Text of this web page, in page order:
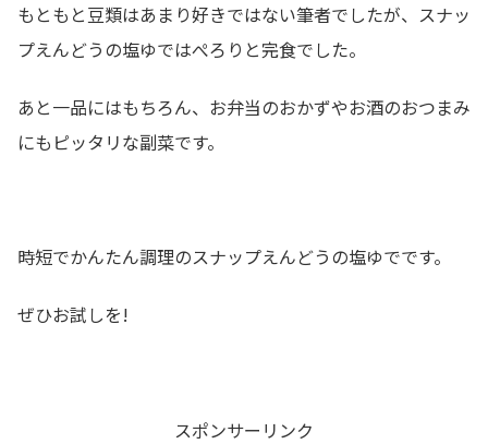
もともと豆類はあまり好きではない筆者でしたが、スナッ
プえんどうの塩ゆではぺろりと完食でした。
あと一品にはもちろん、お弁当のおかずやお酒のおつまみ
にもピッタリな副菜です。
時短でかんたん調理のスナップえんどうの塩ゆでです。
ぜひお試しを!
スポンサーリンク